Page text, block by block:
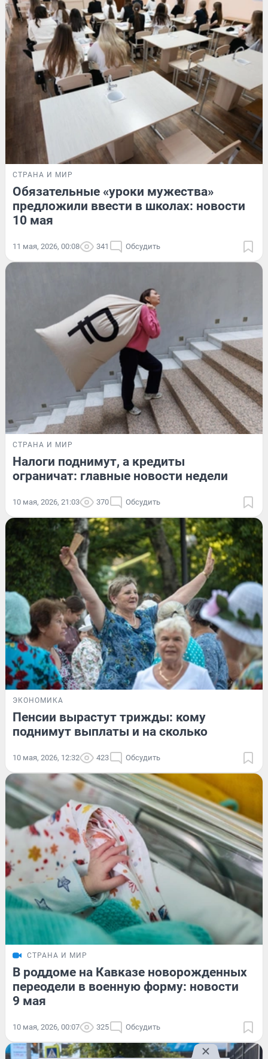
СТРАНА И МИР
Обязательные «уроки мужества»
предложили ввести в школах: новости
10 мая
11 мая, 2026, 00:08 341 Обсудить
СТРАНА И МИР
Налоги поднимут, а кредиты
ограничат: главные новости недели
10 мая, 2026, 21:03 370 Обсудить
ЭКОНОМИКА
Пенсии вырастут трижды: кому
поднимут выплаты и на сколько
10 мая, 2026, 12:32 423 Обсудить
СТРАНА И МИР
В роддоме на Кавказе новорожденных
переодели в военную форму: новости
9 мая
10 мая, 2026, 00:07 325 Обсудить